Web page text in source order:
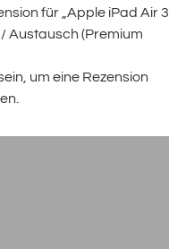
für „Apple iPad Air 3
Austausch (Premium
um eine Rezension